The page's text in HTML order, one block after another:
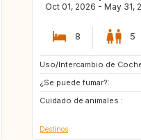
Oct 01, 2026 - May 31,
8 5
Uso/Intercambio de
¿Se puede fumar?:
Cuidado de animales :
FR
Destinos